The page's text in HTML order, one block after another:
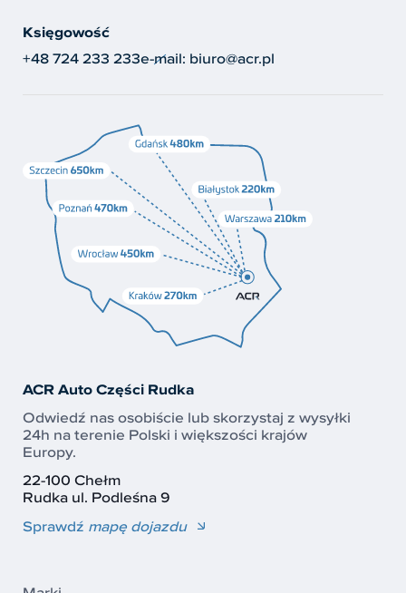
Księgowość
+48 724 233 233e-mail: biuro@acr.pl
ACR Auto Części Rudka
Odwiedź nas osobiście lub skorzystaj z wysyłki
24h na terenie Polski i większości krajów
Europy.
22-100 Chełm
Rudka ul. Podleśna 9
Sprawdź mapę dojazdu